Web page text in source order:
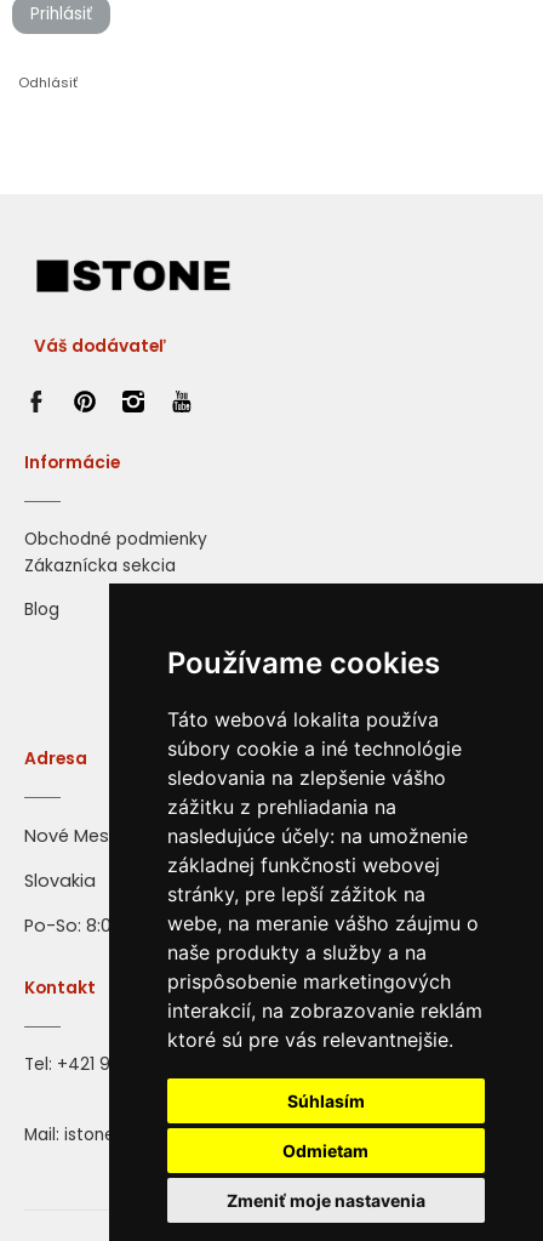
Používame cookies
Táto webová lokalita používa
súbory cookie a iné technológie
sledovania na zlepšenie vášho
zážitku z prehliadania na
nasledujúce účely: na umožnenie
základnej funkčnosti webovej
stránky, pre lepší zážitok na
webe, na meranie vášho záujmu o
naše produkty a služby a na
prispôsobenie marketingových
interakcií, na zobrazovanie reklám
ktoré sú pre vás relevantnejšie.
Súhlasím
Odmietam
Zmeniť moje nastavenia
Prihlásiť
Odhlásiť
Váš dodávateľ
Informácie
Obchodné podmienky
Zákaznícka sekcia
Blog
Adresa
Nové Mesto nad Váhom
Slovakia
Po-So: 8:00 - 16:00
Kontakt
Tel: +421 917 28 71 72
Mail: istone@istone.sk